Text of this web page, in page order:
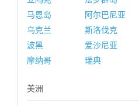
马恩岛
阿尔巴尼亚
乌克兰
斯洛伐克
波黑
爱沙尼亚
摩纳哥
瑞典
美洲